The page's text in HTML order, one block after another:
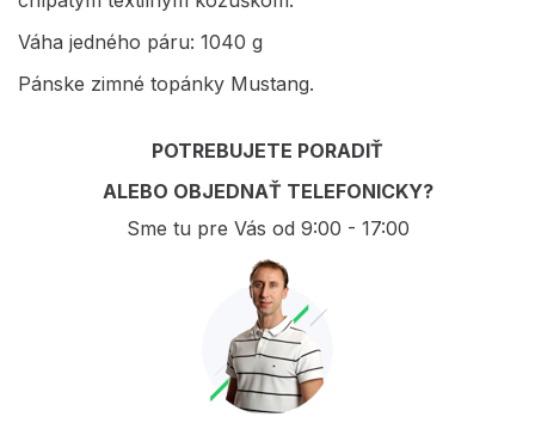
Váha jedného páru: 1040 g
Pánske zimné topánky Mustang.
POTREBUJETE PORADIŤ
ALEBO OBJEDNAŤ TELEFONICKY?
Sme tu pre Vás od 9:00 - 17:00